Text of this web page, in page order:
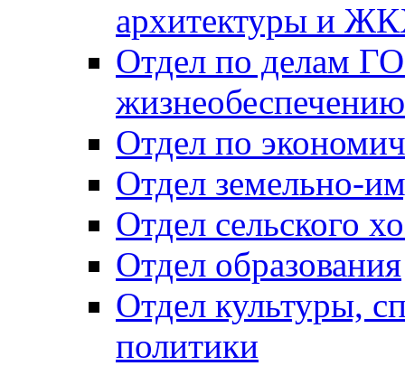
архитектуры и
Отдел по делам
Отдел по
Отдел земельно-
Отдел сельского
Отдел образования
Отдел культуры,
политики